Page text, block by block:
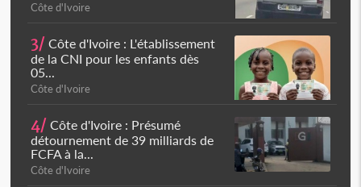
Côte d'Ivoire
3/ Côte d'Ivoire : L'établissement
de la CNI pour les enfants dès
05...
Côte d'Ivoire
4/ Côte d'Ivoire : Présumé
détournement de 39 milliards de
FCFA à la...
Côte d'Ivoire